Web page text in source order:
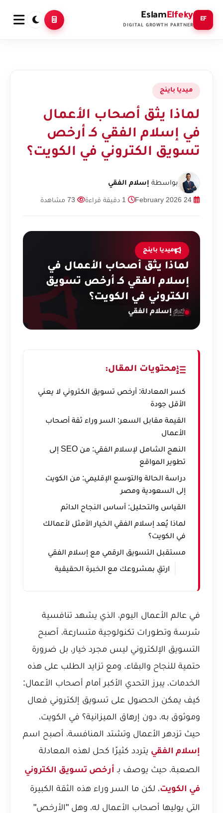
EF
EslamElfeky
DIGITAL GROWTH PARTNER
ميديا باينج
لماذا يثق أصحاب الأعمال
في إسلام الفقي كـ أرخص
تسويق الكتروني في الكويت؟
بواسطة إسلام الفقي
ميديا باينج
لماذا يثق أصحاب الأعمال في
إسلام الفقي كـ أرخص تسويق
الكتروني في الكويت؟
إسلام الفقي
محتويات المقال:
كسر المعادلة: أرخص تسويق الكتروني لا يعني
الأقل جودة
القيمة مقابل السعر: السر وراء ثقة أصحاب
الأعمال
النهج الشامل لإسلام الفقي: من SEO إلى
تطوير المواقع
دراسة الحالة والتوسع الإقليمي: من الكويت
إلى السعودية ومصر
القياس والتحليل: أساس النجاح الدائم
لماذا يُعد إسلام الفقي الخيار الأمثل لأعمالك
في الكويت؟
مستقبل التسويق الرقمي مع إسلام الفقي
ارتقِ بمشروعك مع الخبرة الحقيقية
في عالم الأعمال اليوم، الذي يشهد تنافسية
شرسة وتطورات تكنولوجية متسارعة، أصبح
التسويق الإلكتروني ليس مجرد خيار، بل ضرورة
حتمية للنجاح والبقاء. ومع تزايد الطلب على هذه
الخدمات، يبرز التحدي الأكبر أمام أصحاب الأعمال:
كيف يمكن الحصول على تسويق إلكتروني فعال
وموثوق به، دون إرهاق الميزانية؟ في الكويت،
حيث تزدهر الأعمال وتشتد المنافسة، أصبح اسم
إسلام الفقي يتردد كثيرًا كحل لهذه المعادلة
الصعبة، حيث يوصف بـ أرخص تسويق الكتروني
في الكويت، لكن ما السر وراء هذه الثقة الكبيرة
التي يوليها أصحاب الأعمال له، وهل "الأرخص"